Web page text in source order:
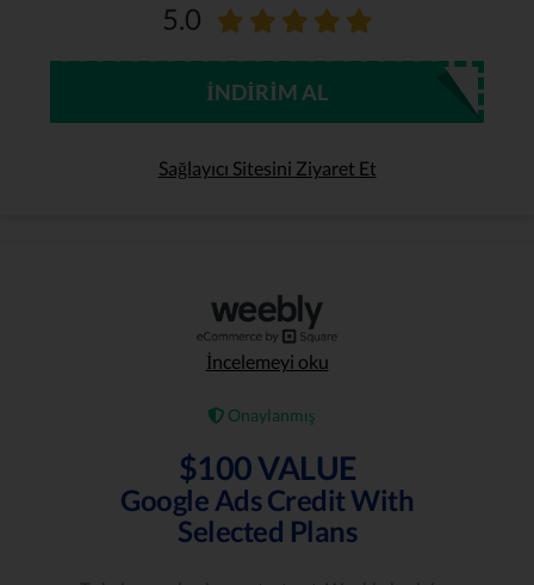
5.0
İNDIRIM AL
Sağlayıcı Sitesini Ziyaret Et
İncelemeyi oku
Onaylanmış
$100 VALUE
Google Ads Credit With
Selected Plans